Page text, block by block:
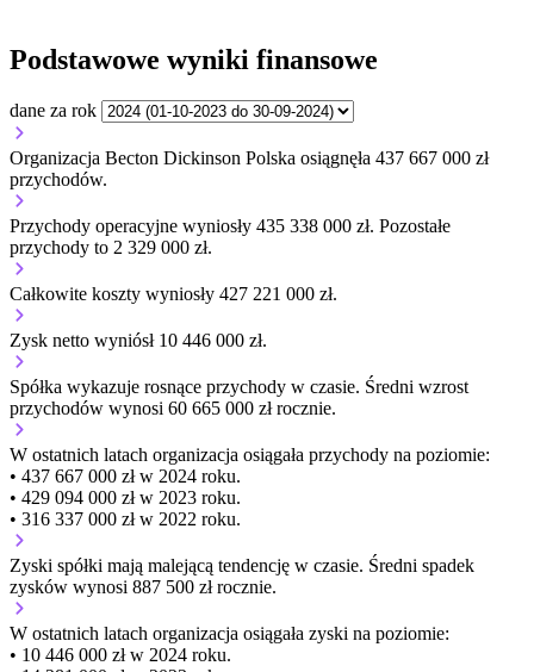
Podstawowe wyniki finansowe
dane za rok
Organizacja Becton Dickinson Polska osiągnęła 437 667 000 zł
przychodów.
Przychody operacyjne wyniosły 435 338 000 zł. Pozostałe
przychody to 2 329 000 zł.
Całkowite koszty wyniosły 427 221 000 zł.
Zysk netto wyniósł 10 446 000 zł.
Spółka wykazuje rosnące przychody w czasie. Średni wzrost
przychodów wynosi 60 665 000 zł rocznie.
W ostatnich latach organizacja osiągała przychody na poziomie:
• 437 667 000 zł w 2024 roku.
• 429 094 000 zł w 2023 roku.
• 316 337 000 zł w 2022 roku.
Zyski spółki mają malejącą tendencję w czasie. Średni spadek
zysków wynosi 887 500 zł rocznie.
W ostatnich latach organizacja osiągała zyski na poziomie:
• 10 446 000 zł w 2024 roku.